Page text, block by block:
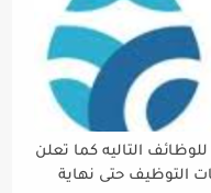
التاليه كما تعلن
التوظيف حتى نهاية